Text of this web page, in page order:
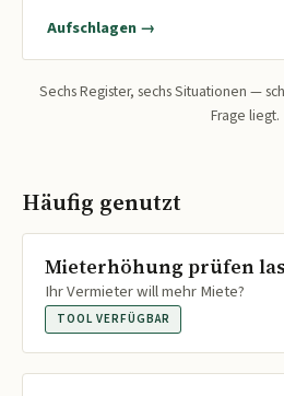
Aufschlagen →
Sechs Register, sechs Situationen —
Frage liegt.
Häufig genutzt
Mieterhöhung prüfen
Ihr Vermieter will mehr Miete?
TOOL VERFÜGBAR